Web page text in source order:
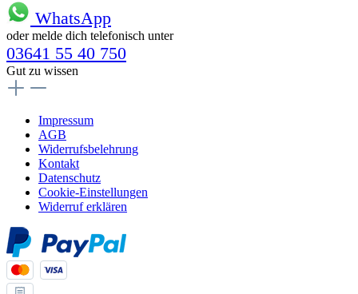
WhatsApp
oder melde dich telefonisch unter
03641 55 40 750
Gut zu wissen
Impressum
AGB
Widerrufsbelehrung
Kontakt
Datenschutz
Cookie-Einstellungen
Widerruf erklären